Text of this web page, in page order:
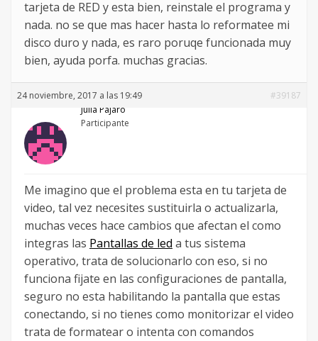
tarjeta de RED y esta bien, reinstale el programa y
nada. no se que mas hacer hasta lo reformatee mi
disco duro y nada, es raro poruqe funcionada muy
bien, ayuda porfa. muchas gracias.
24 noviembre, 2017 a las 19:49
#39187
Julia Pajaro
Participante
Me imagino que el problema esta en tu tarjeta de
video, tal vez necesites sustituirla o actualizarla,
muchas veces hace cambios que afectan el como
integras las Pantallas de led a tus sistema
operativo, trata de solucionarlo con eso, si no
funciona fijate en las configuraciones de pantalla,
seguro no esta habilitando la pantalla que estas
conectando, si no tienes como monitorizar el video
trata de formatear o intenta con comandos